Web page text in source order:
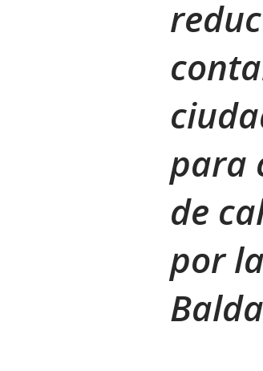
para
de
por